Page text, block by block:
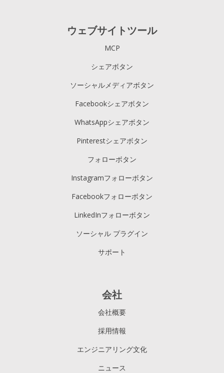
ウェブサイトツール
MCP
シェアボタン
ソーシャルメディアボタン
Facebookシェアボタン
WhatsAppシェアボタン
Pinterestシェアボタン
フォローボタン
Instagramフォローボタン
Facebookフォローボタン
LinkedInフォローボタン
ソーシャル プラグイン
サポート
会社
会社概要
採用情報
エンジニアリング文化
ニュース